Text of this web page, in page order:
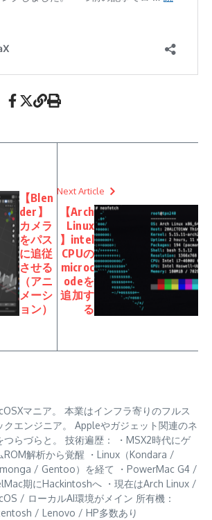
【Blen
der】
カメラ
をパス
に追従
させる
（アニ
メーシ
ョン）
Next Article
【Arch
Linux
】intel
CPUの
microc
odeを
追加す
る
マニア。 本業はインフラ寄りのフルス
クエンジニア。 Appleやガジェット関連のネ
つらづらと。 技術遍歴： ・MSX2時代にゲ
ROM解析から覚醒 ・Linux（Kondara /
/ Gentoo）を経て ・PowerMac G4 /
期にHackintoshへ ・現在はArch Linux /
/ ローカルAI環境がメイン 所有機：
/ Lenovo / HP多数あり